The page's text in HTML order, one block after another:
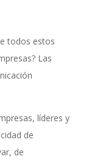
todos estos
Las
líderes y
de
de